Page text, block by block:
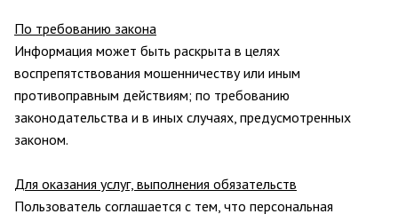
По требованию закона
Информация может быть раскрыта в целях
воспрепятствования мошенничеству или иным
противоправным действиям; по требованию
законодательства и в иных случаях, предусмотренных
законом.
Для оказания услуг, выполнения обязательств
Пользователь соглашается с тем, что персональная